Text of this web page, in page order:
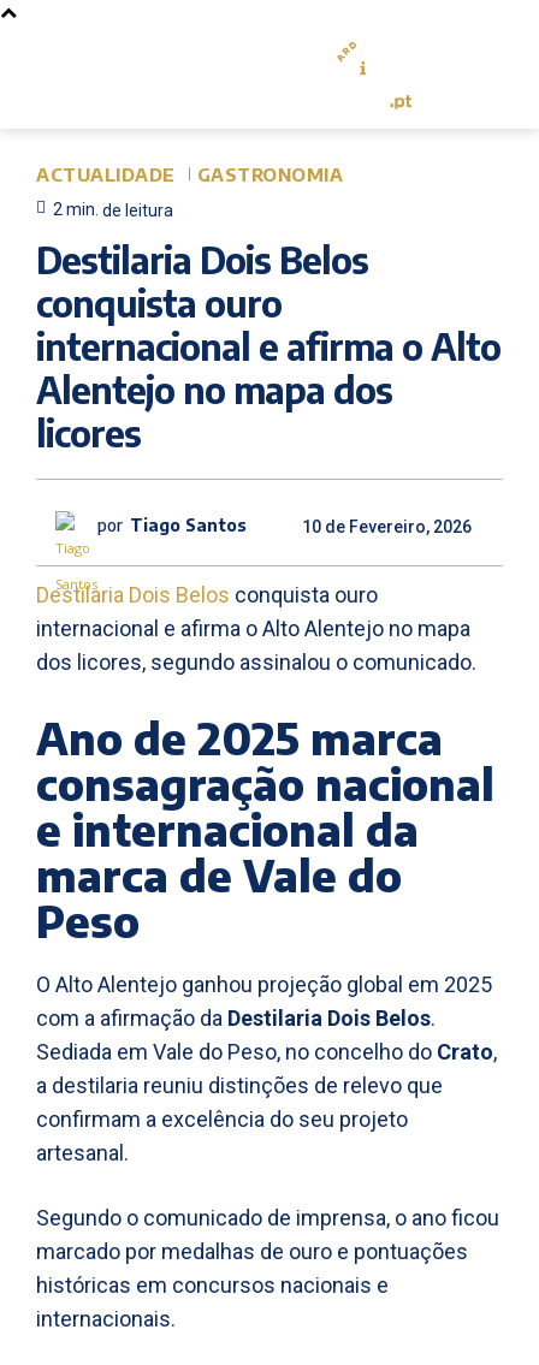
ACTUALIDADE GASTRONOMIA
2min. de leitura
Destilaria Dois Belos
conquista ouro
internacional e afirma o Alto
Alentejo no mapa dos
licores
por Tiago Santos 10 de Fevereiro, 2026
Destilaria Dois Belos conquista ouro
internacional e afirma o Alto Alentejo no mapa
dos licores, segundo assinalou o comunicado.
Ano de 2025 marca
consagração nacional
e internacional da
marca de Vale do
Peso
O Alto Alentejo ganhou projeção global em 2025
com a afirmação da Destilaria Dois Belos.
Sediada em Vale do Peso, no concelho do Crato,
a destilaria reuniu distinções de relevo que
confirmam a excelência do seu projeto
artesanal.
Segundo o comunicado de imprensa, o ano ficou
marcado por medalhas de ouro e pontuações
históricas em concursos nacionais e
internacionais.